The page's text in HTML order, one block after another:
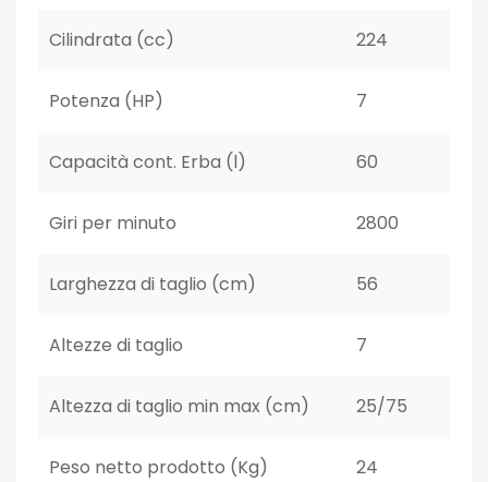
Cilindrata (cc) 224
Potenza (HP) 7
Capacità cont. Erba (l) 60
Giri per minuto 2800
Larghezza di taglio (cm) 56
Altezze di taglio 7
Altezza di taglio min max (cm) 25/75
Peso netto prodotto (Kg) 24